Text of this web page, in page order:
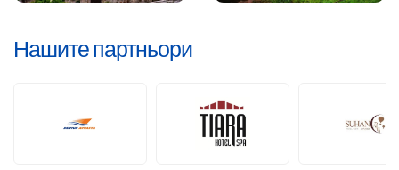
Нашите партньори